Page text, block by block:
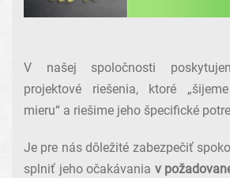
V našej spoločnosti
projektové riešenia, ktoré
mieru“ a riešime jeho špecifické
Je pre nás dôležité zabezpečiť
splniť jeho očakávania v